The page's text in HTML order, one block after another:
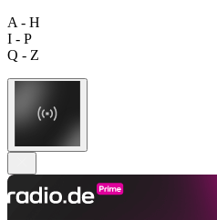
A - H
I - P
Q - Z